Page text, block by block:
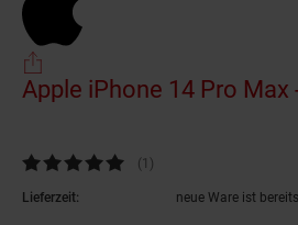
Apple iPhone 14 Pro Max
Kundenbewertung: 5 von 5 Sternen
(1 Kundenbewertungen
)
Lieferzeit: neue Ware ist